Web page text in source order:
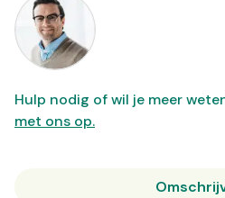
Hulp nodig of wil je meer
met ons op.